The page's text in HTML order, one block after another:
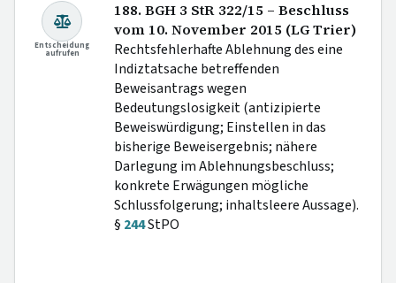
Entscheidung
aufrufen
188. BGH 3 StR 322/15 – Beschluss
vom 10. November 2015 (LG Trier)
Rechtsfehlerhafte Ablehnung des eine
Indiztatsache betreffenden
Beweisantrags wegen
Bedeutungslosigkeit (antizipierte
Beweiswürdigung; Einstellen in das
bisherige Beweisergebnis; nähere
Darlegung im Ablehnungsbeschluss;
konkrete Erwägungen mögliche
Schlussfolgerung; inhaltsleere Aussage).
§ 244StPO